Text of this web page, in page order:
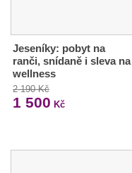
Jeseníky: pobyt na
ranči, snídaně i sleva na
wellness
2 190 Kč
1 500 Kč